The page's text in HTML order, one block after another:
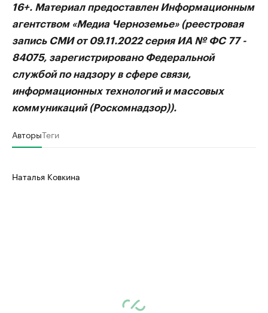
16+. Материал предоставлен Информационным
агентством «Медиа Черноземье» (реестровая
запись СМИ от 09.11.2022 серия ИА № ФС 77 -
84075, зарегистрировано Федеральной
службой по надзору в сфере связи,
информационных технологий и массовых
коммуникаций (Роскомнадзор)).
АвторыТеги
Наталья Ковкина